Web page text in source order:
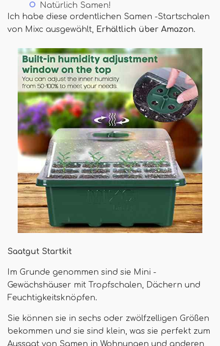
Natürlich Samen!
Ich habe diese ordentlichen Samen -Startschalen
von Mixc ausgewählt, Erhältlich über Amazon.
Saatgut Startkit
Im Grunde genommen sind sie Mini -
Gewächshäuser mit Tropfschalen, Dächern und
Feuchtigkeitsknöpfen.
Sie können sie in sechs oder zwölfzelligen Größen
bekommen und sie sind klein, was sie perfekt zum
Aussaat von Samen in Wohnungen und anderen